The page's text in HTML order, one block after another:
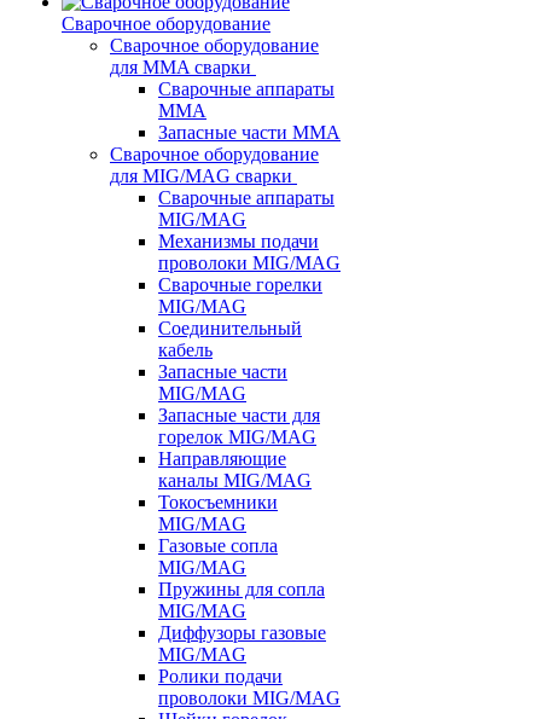
Сварочное оборудование
Сварочное оборудование
для MMA сварки
Сварочные аппараты
MMA
Запасные части MMA
Сварочное оборудование
для MIG/MAG сварки
Сварочные аппараты
MIG/MAG
Механизмы подачи
проволоки MIG/MAG
Сварочные горелки
MIG/MAG
Соединительный
кабель
Запасные части
MIG/MAG
Запасные части для
горелок MIG/MAG
Направляющие
каналы MIG/MAG
Токосъемники
MIG/MAG
Газовые сопла
MIG/MAG
Пружины для сопла
MIG/MAG
Диффузоры газовые
MIG/MAG
Ролики подачи
проволоки MIG/MAG